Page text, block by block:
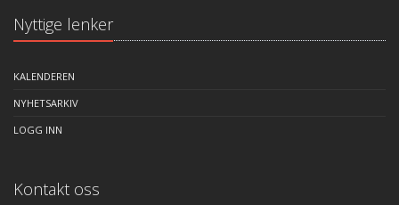
Nyttige lenker
KALENDEREN
NYHETSARKIV
LOGG INN
Kontakt oss